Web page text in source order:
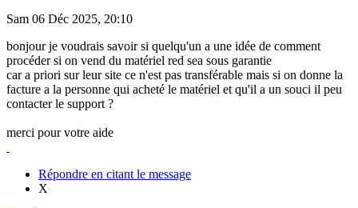
Sam 06 Déc 2025, 20:10
bonjour je voudrais savoir si quelqu'un a une idée de comment
procéder si on vend du matériel red sea sous garantie
car a priori sur leur site ce n'est pas transférable mais si on donne la
facture a la personne qui acheté le matériel et qu'il a un souci il peu
contacter le support ?
merci pour votre aide
Répondre en citant le message
X